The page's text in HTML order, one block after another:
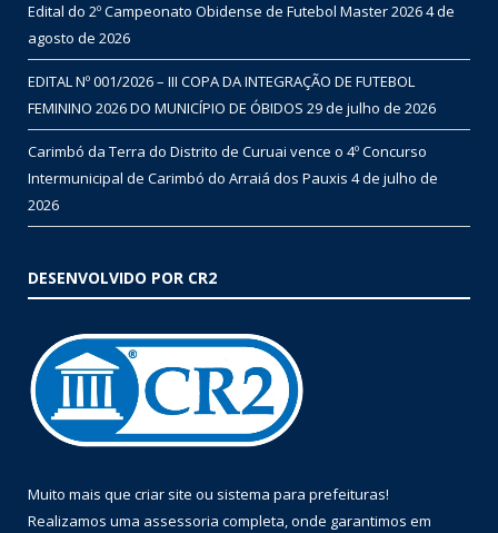
Edital do 2º Campeonato Obidense de Futebol Master 20264 de
agosto de 2026
EDITAL Nº 001/2026 – III COPA DA INTEGRAÇÃO DE FUTEBOL
FEMININO 2026 DO MUNICÍPIO DE ÓBIDOS 29 de julho de 2026
Carimbó da Terra do Distrito de Curuai vence o 4º Concurso
Intermunicipal de Carimbó do Arraiá dos Pauxis 4 de julho de
2026
DESENVOLVIDO POR CR2
Muito mais que criar site ou sistema para prefeituras!
Realizamos uma assessoria completa, onde garantimos em